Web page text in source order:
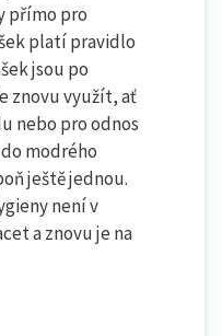
přímo pro
platí pravidlo
jsou po
znovu využít, ať
nebo pro odnos
modrého
ještě jednou.
není v
a znovu je na